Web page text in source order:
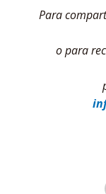
Para
o para